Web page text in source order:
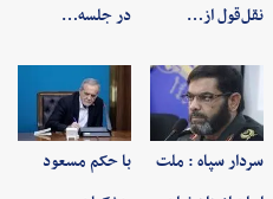
نقل‌قول از…
در جلسه…
سردار سپاه : ملت
با حکم مسعود